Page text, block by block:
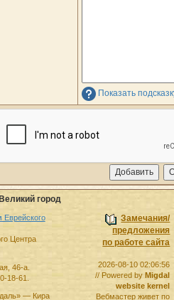
Показать
Великий город
Замечания/
предложения
по работе сайта
2026-08-10 02:06:56
// Powered byMigdal
website kernel
Вебмастер живет по
Еврейского
Центра
46-а.
18-61
— Кира